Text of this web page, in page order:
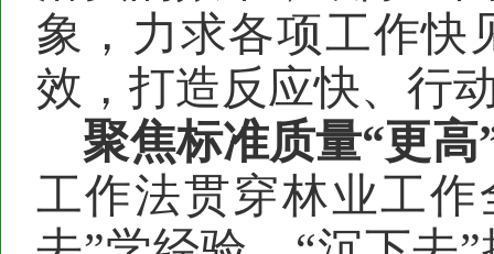
象，力求各项工作快
效，打造反应快、行
聚焦标准质量“更高
工作法贯穿林业工作